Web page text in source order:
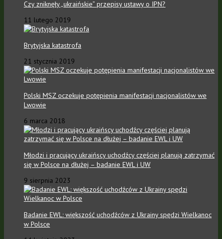
Czy zniknęły „ukraińskie” przepisy ustawy o IPN?
11 lutego 2019
Brytyjska katastrofa
21 stycznia 2019
Polski MSZ oczekuje potępienia manifestacji nacjonalistów we
Lwowie
6 marca 2018
Młodzi i pracujący ukraińscy uchodźcy częściej planują zatrzymać
się w Polsce na dłużej – badanie EWL i UW
9 sierpnia 2023
Badanie EWL: większość uchodźców z Ukrainy spędzi Wielkanoc
w Polsce